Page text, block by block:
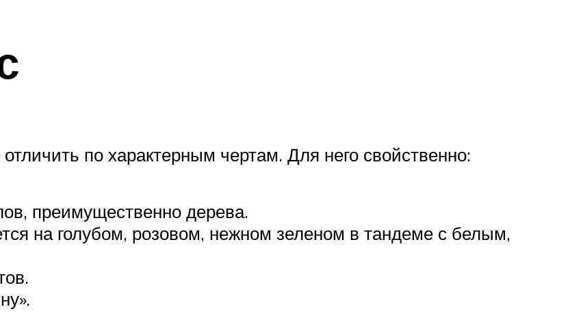
по характерным чертам. Для него свойственно:
преимущественно дерева.
на голубом, розовом, нежном зеленом в тандеме с белым,